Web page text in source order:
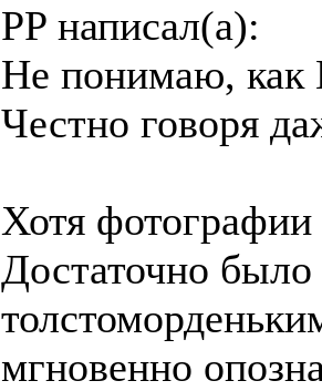
PP написал(а):
Не понимаю, как
Честно говоря
Хотя
Достаточно было
мгновенно